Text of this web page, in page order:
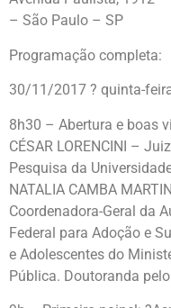
– São Paulo – SP
Programação completa:
30/11/2017 ? quinta-
8h30 – Abertura e boas
CÉSAR LORENCINI –
Pesquisa da
NATALIA CAMBA
Coordenadora-Geral da
Federal para Adoção e
e Adolescentes do
Pública. Doutoranda